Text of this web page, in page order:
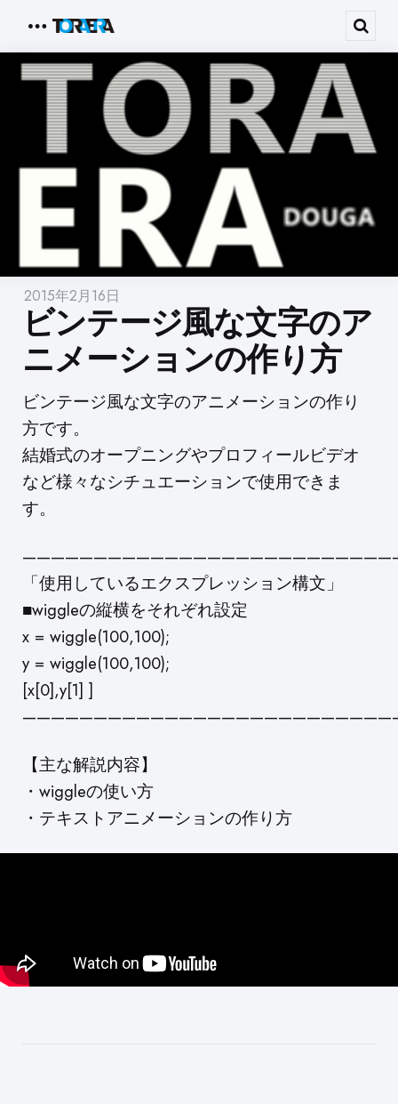
Menu
2015年2月16日
ビンテージ風な文字のア
ニメーションの作り方
ビンテージ風な文字のアニメーションの作り
方です。
結婚式のオープニングやプロフィールビデオ
など様々なシチュエーションで使用できま
す。
「使用しているエクスプレッション構文」
■wiggleの縦横をそれぞれ設定
x = wiggle(100,100);
y = wiggle(100,100);
[x[0],y[1] ]
【主な解説内容】
・wiggleの使い方
・テキストアニメーションの作り方